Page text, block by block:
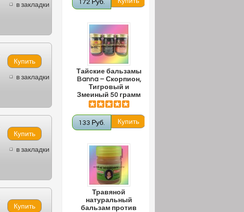
172 Руб.
Тайские бальзамы
Banna – Скорпион,
Тигровый и
Змеиный 50 грамм
133 Руб.
Травяной
натуральный
бальзам против
в закладки
в закладки
в закладки